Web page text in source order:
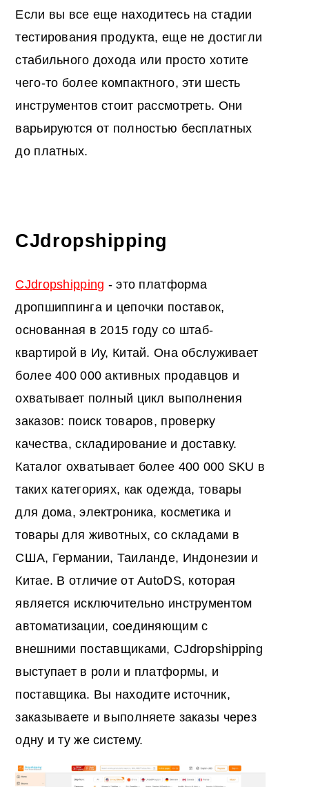
Если вы все еще находитесь на стадии
тестирования продукта, еще не достигли
стабильного дохода или просто хотите
чего-то более компактного, эти шесть
инструментов стоит рассмотреть. Они
варьируются от полностью бесплатных
до платных.
CJdropshipping
CJdropshipping - это платформа
дропшиппинга и цепочки поставок,
основанная в 2015 году со штаб-
квартирой в Иу, Китай. Она обслуживает
более 400 000 активных продавцов и
охватывает полный цикл выполнения
заказов: поиск товаров, проверку
качества, складирование и доставку.
Каталог охватывает более 400 000 SKU в
таких категориях, как одежда, товары
для дома, электроника, косметика и
товары для животных, со складами в
США, Германии, Таиланде, Индонезии и
Китае. В отличие от AutoDS, которая
является исключительно инструментом
автоматизации, соединяющим с
внешними поставщиками, CJdropshipping
выступает в роли и платформы, и
поставщика. Вы находите источник,
заказываете и выполняете заказы через
одну и ту же систему.